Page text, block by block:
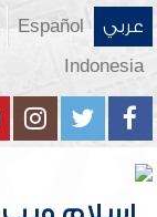
عربي Español
Indonesia